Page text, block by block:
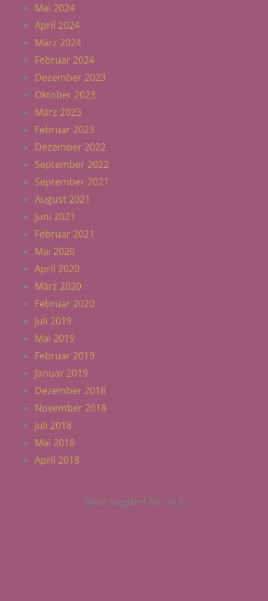
Mai 2024
April 2024
März 2024
Februar 2024
Dezember 2023
Oktober 2023
März 2023
Februar 2023
Dezember 2022
September 2022
September 2021
August 2021
Juni 2021
Februar 2021
Mai 2020
April 2020
März 2020
Februar 2020
Juli 2019
Mai 2019
Februar 2019
Januar 2019
Dezember 2018
November 2018
Juli 2018
Mai 2018
April 2018
Mein Angebot für Dich